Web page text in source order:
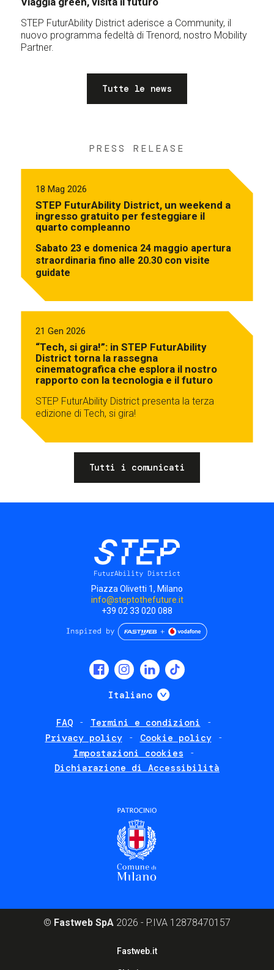
STEP FuturAbility District aderisce a Community, il
nuovo programma fedeltà di Trenord, nostro Mobility
Partner.
Tutte le news
PRESS RELEASE
18 Mag 2026
STEP FuturAbility District, un weekend a
ingresso gratuito per festeggiare il
quarto compleanno
Sabato 23 e domenica 24 maggio apertura
straordinaria fino alle 20.30 con visite
guidate
21 Gen 2026
“Tech, si gira!”: in STEP FuturAbility
District torna la rassegna
cinematografica che esplora il nostro
rapporto con la tecnologia e il futuro
STEP FuturAbility District presenta la terza
edizione di Tech, si gira!
Tutti i comunicati
Piazza Olivetti 1, Milano
info@steptothefuture.it
+39 02 33 020 088
Italiano Mostra ulteriori
FAQ
Termini e condizioni
Privacy policy
Cookie policy
Impostazioni cookies
Dichiarazione di Accessibilità
© Fastweb SpA 2026 - P.IVA 12878470157
Fastweb.it